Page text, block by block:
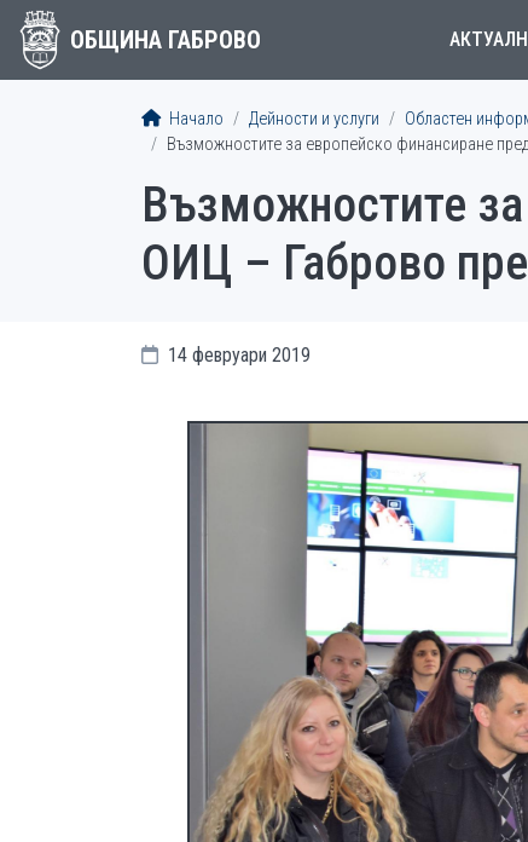
ОБЩИНА ГАБРОВО
Начало Дейности и услуги Областен
Възможностите за европейско финансиране
Възможностите
ОИЦ – Габрово
14 февруари 2019